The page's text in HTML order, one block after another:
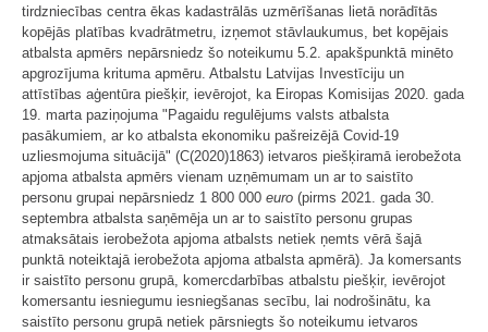
tirdzniecības centra ēkas kadastrālās uzmērīšanas lietā norādītās
kopējās platības kvadrātmetru, izņemot stāvlaukumus, bet kopējais
atbalsta apmērs nepārsniedz šo noteikumu 5.2. apakšpunktā minēto
apgrozījuma krituma apmēru. Atbalstu Latvijas Investīciju un
attīstības aģentūra piešķir, ievērojot, ka Eiropas Komisijas 2020. gada
19. marta paziņojuma "Pagaidu regulējums valsts atbalsta
pasākumiem, ar ko atbalsta ekonomiku pašreizējā Covid-19
uzliesmojuma situācijā" (C(2020)1863) ietvaros piešķiramā ierobežota
apjoma atbalsta apmērs vienam uzņēmumam un ar to saistīto
personu grupai nepārsniedz 1 800 000 euro (pirms 2021. gada 30.
septembra atbalsta saņēmēja un ar to saistīto personu grupas
atmaksātais ierobežota apjoma atbalsts netiek ņemts vērā šajā
punktā noteiktajā ierobežota apjoma atbalsta apmērā). Ja komersants
ir saistīto personu grupā, komercdarbības atbalstu piešķir, ievērojot
komersantu iesniegumu iesniegšanas secību, lai nodrošinātu, ka
saistīto personu grupā netiek pārsniegts šo noteikumu ietvaros